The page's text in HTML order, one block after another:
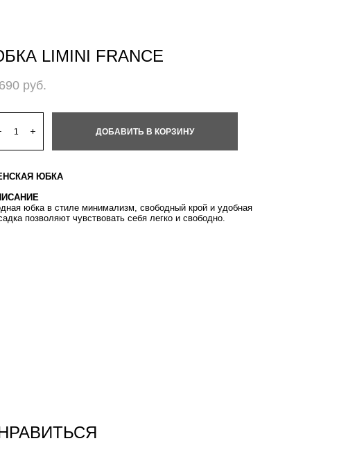
LIMINI FRANCE
pуб.
ДОБАВИТЬ В КОРЗИНУ
ЮБКА
юбка в стиле минимализм, свободный крой и удобная
позволяют чувствовать себя легко и свободно.